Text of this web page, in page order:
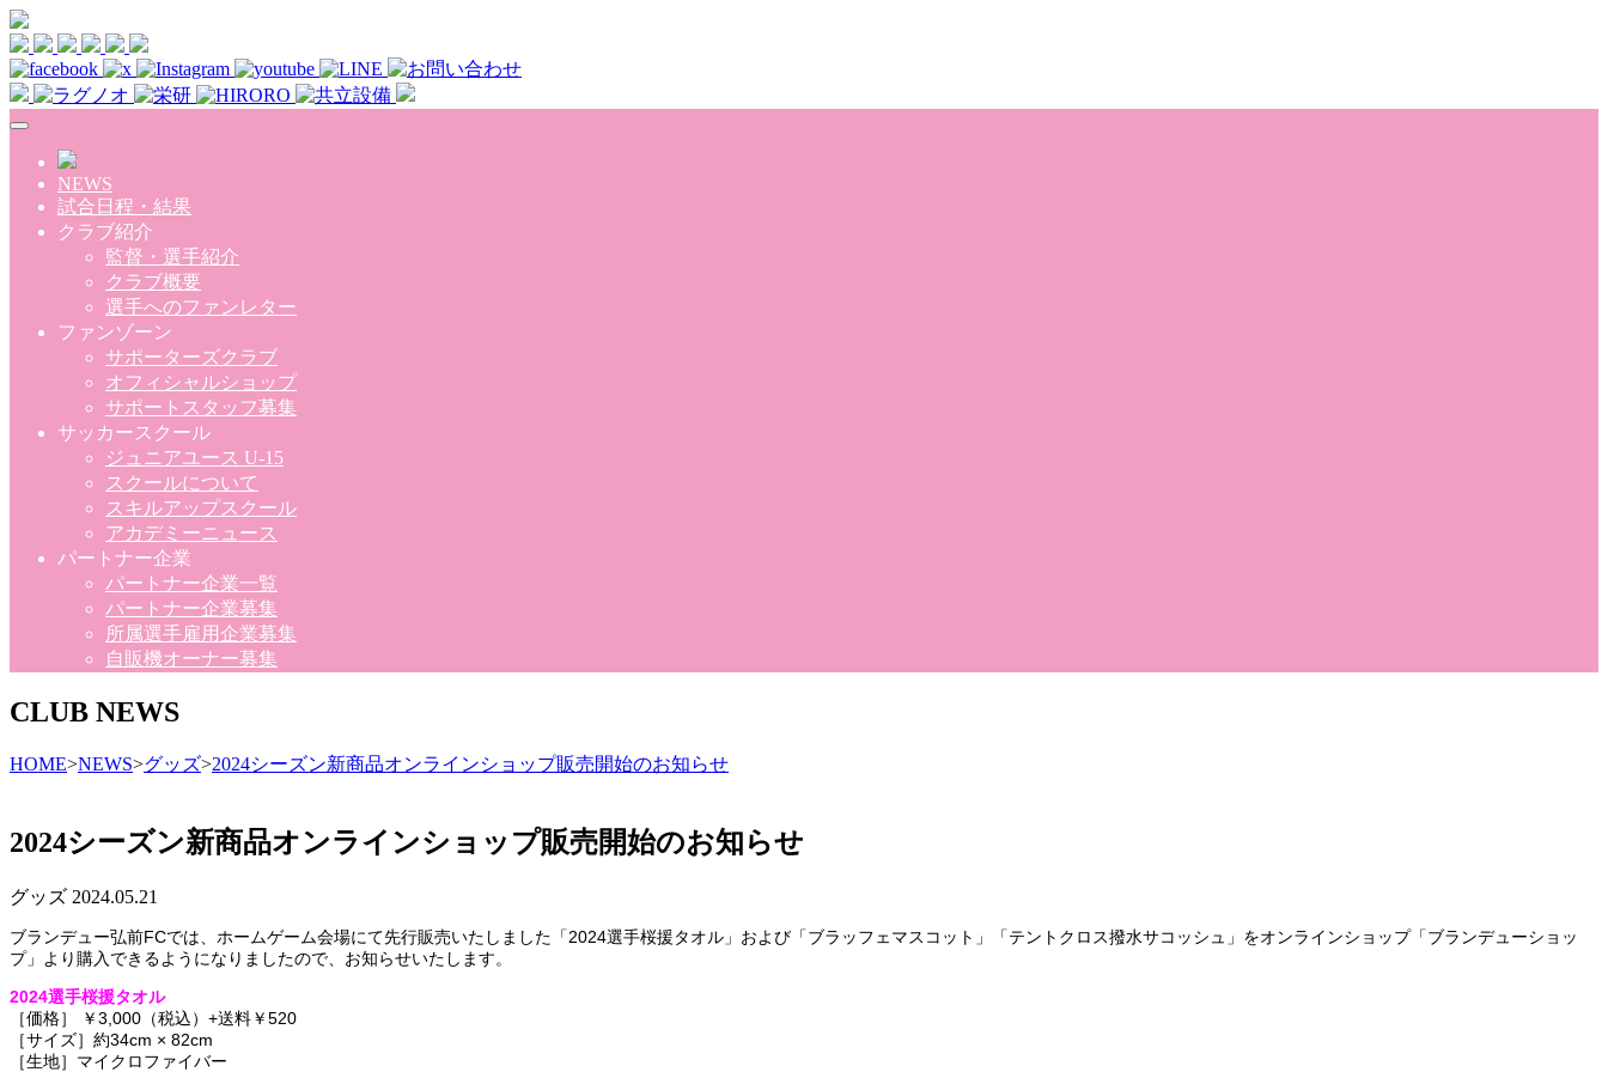
Skip to main content
NEWS
試合日程・結果
クラブ紹介
監督・選手紹介
クラブ概要
選手へのファンレター
ファンゾーン
サポーターズクラブ
オフィシャルショップ
サポートスタッフ募集
サッカースクール
ジュニアユース U-15
スクールについて
スキルアップスクール
アカデミーニュース
パートナー企業
パートナー企業一覧
パートナー企業募集
所属選手雇用企業募集
自販機オーナー募集
CLUB NEWS
HOME>NEWS>グッズ>2024シーズン新商品オンラインショップ販売開始のお知らせ
2024シーズン新商品オンラインショップ販売開始のお知らせ
グッズ 2024.05.21
ブランデュー弘前FCでは、ホームゲーム会場にて先行販売いたしました「2024選手桜援タオル」および「ブラッフェマスコット」「テントクロス撥水サコッシュ」をオンラインショップ「ブランデューショッ
プ」より購入できるようになりましたので、お知らせいたします。
2024選手桜援タオル
［価格］ ￥3,000（税込）+送料￥520
［サイズ］約34cm × 82cm
［生地］マイクロファイバー